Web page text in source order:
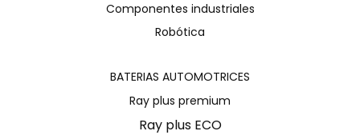
Componentes industriales
Robótica
BATERIAS AUTOMOTRICES
Ray plus premium
Ray plus ECO